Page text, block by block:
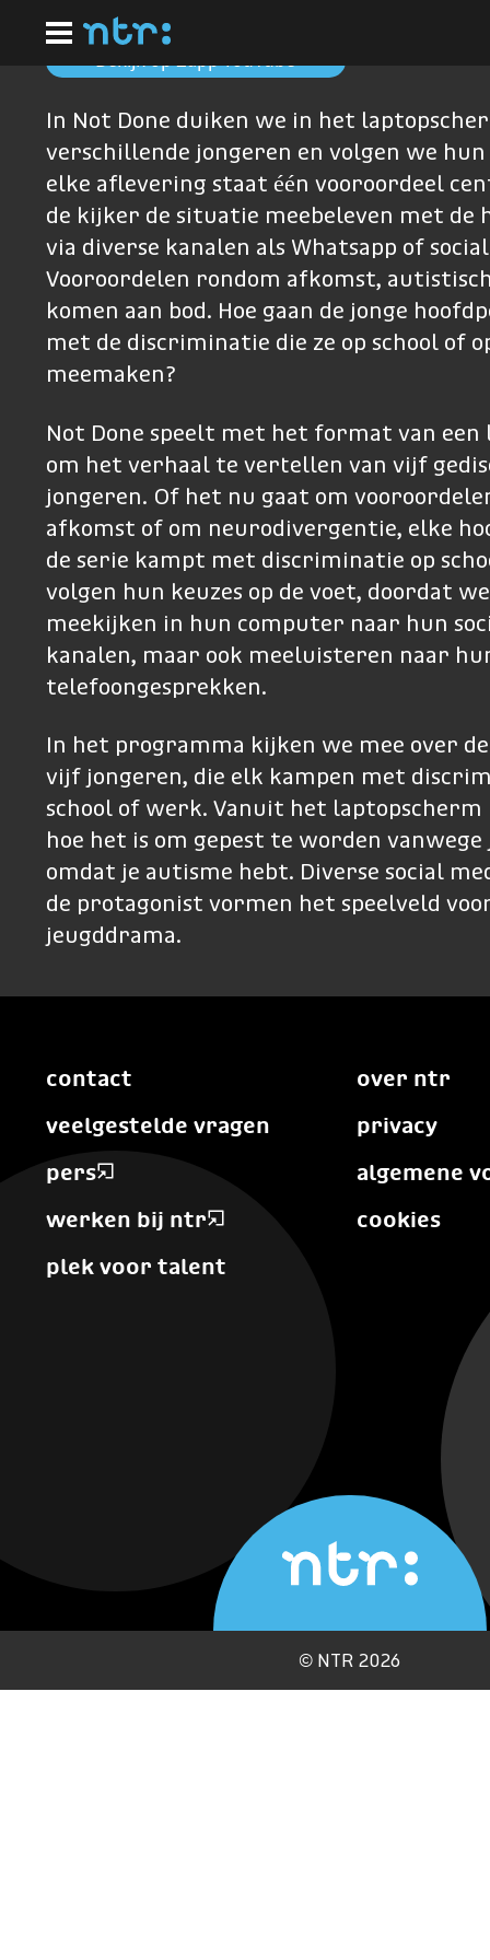
hoofdinhoud
Bekijk op Zapp YouTube
In Not Done duiken we in het
verschillende jongeren en volgen we
elke aflevering staat één vooroordeel
de kijker de situatie meebeleven met de
via diverse kanalen als Whatsapp of
Vooroordelen rondom afkomst,
komen aan bod. Hoe gaan de jonge
met de discriminatie die ze op school of
meemaken?
Not Done speelt met het format van een
om het verhaal te vertellen van vijf
jongeren. Of het nu gaat om
afkomst of om neurodivergentie, elke
de serie kampt met discriminatie op
volgen hun keuzes op de voet, doordat
meekijken in hun computer naar hun
kanalen, maar ook meeluisteren naar
telefoongesprekken.
In het programma kijken we mee over
vijf jongeren, die elk kampen met
school of werk. Vanuit het laptopscherm
hoe het is om gepest te worden
omdat je autisme hebt. Diverse social
de protagonist vormen het speelveld
jeugddrama.
contact
veelgestelde vragen
pers
werken bij ntr
plek voor talent
over ntr
privacy
algemene
cookies
© NTR 2026